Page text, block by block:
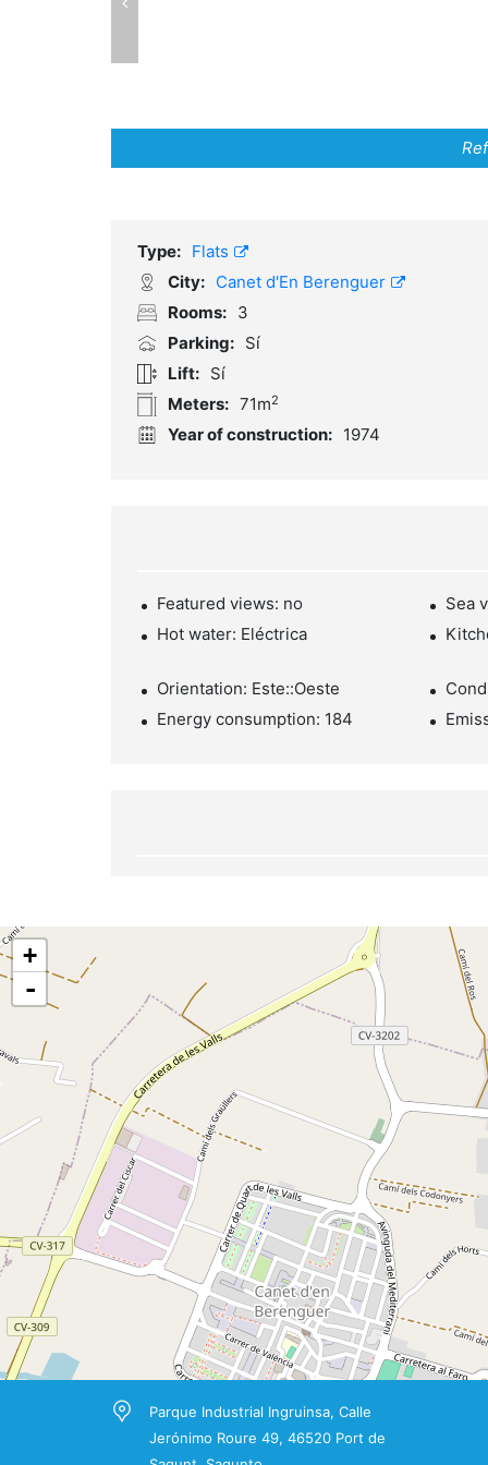
Type: Flats
City: Canet d'En Berenguer
Rooms: 3
Parking: Sí
Lift: Sí
Meters: 71m2
Year of construction: 1974
Featured views: no
Sea
Hot water: Eléctrica
Orientation: Este::Oeste
Energy consumption: 184
+
-
Parque Industrial Ingruinsa, Calle
Jerónimo Roure 49, 46520 Port de